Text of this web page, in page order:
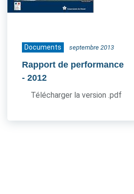
Documents septembre 2013
Rapport de performance
- 2012
Télécharger la version .pdf